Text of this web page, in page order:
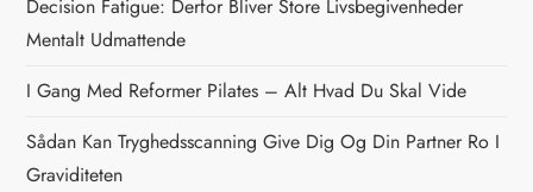
i
g
a
Decision Fatigue: Derfor Bliver Store Livsbegivenheder
Mentalt Udmattende
I Gang Med Reformer Pilates – Alt Hvad Du Skal Vide
Sådan Kan Tryghedsscanning Give Dig Og Din Partner Ro I
Graviditeten